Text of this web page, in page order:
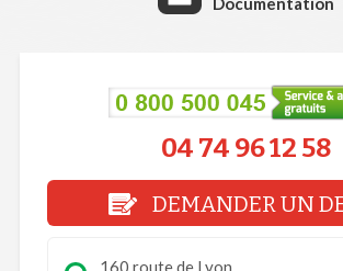
04 74 96 12 58
DEMANDER UN
160 route de Lyon